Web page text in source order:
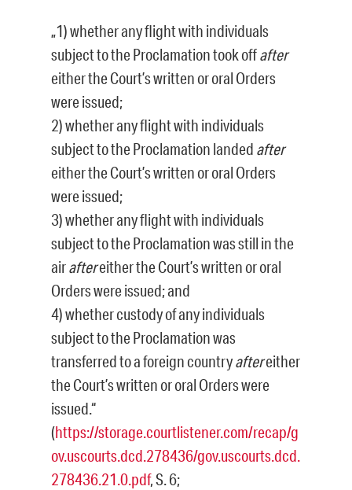
„1) whether any flight with individuals
subject to the Proclamation took offafter
either the Court’s written or oral Orders
were issued;
2) whether any flight with individuals
subject to the Proclamation landed after
either the Court’s written or oral Orders
were issued;
3) whether any flight with individuals
subject to the Proclamation was still in the
airaftereither the Court’s written or oral
Orders were issued; and
4) whether custody of any individuals
subject to the Proclamation was
transferred to a foreign countryaftereither
the Court’s written or oral Orders were
issued.“
(https://storage.courtlistener.com/recap/g
ov.uscourts.dcd.278436/gov.uscourts.dcd.
278436.21.0.pdf, S. 6;